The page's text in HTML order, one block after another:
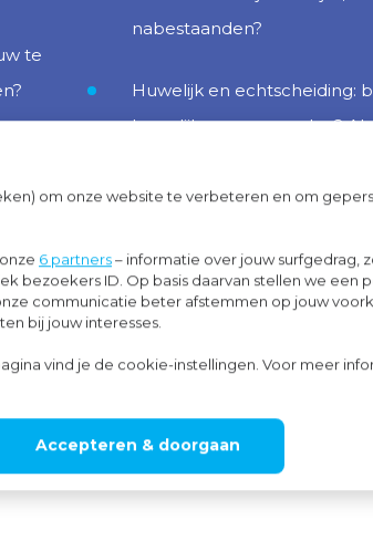
om onze website te verbeteren en om
6 partners– informatie over jouw surfgedrag,
bezoekers ID. Op basis daarvan stellen we een
communicatie beter afstemmen op jouw
bij jouw interesses.
vind je de cookie-instellingen. Voor meer
Accepteren & doorgaan
te
nabestaanden?
Huwelijk en echtscheiding:
huwelijkse voorwaarden?
echtscheiding, wat zijn
dan de gevolgen?
Fiscale voordelen: heb je
belastingtechnisch zo